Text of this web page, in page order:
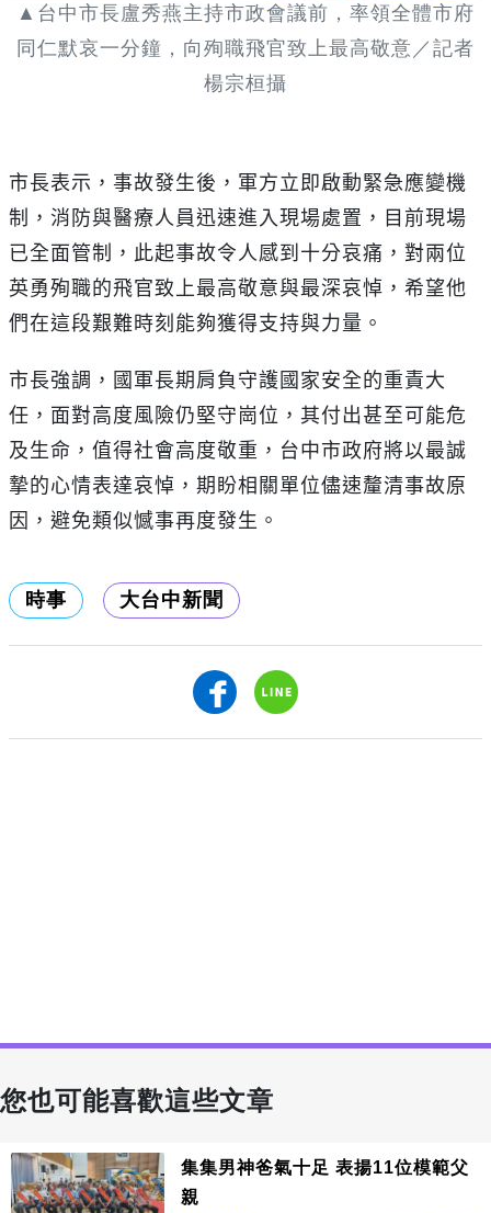
▲台中市長盧秀燕主持市政會議前，率領全體市府
同仁默哀一分鐘，向殉職飛官致上最高敬意／記者
楊宗桓攝
市長表示，事故發生後，軍方立即啟動緊急應變機
制，消防與醫療人員迅速進入現場處置，目前現場
已全面管制，此起事故令人感到十分哀痛，對兩位
英勇殉職的飛官致上最高敬意與最深哀悼，希望他
們在這段艱難時刻能夠獲得支持與力量。
市長強調，國軍長期肩負守護國家安全的重責大
任，面對高度風險仍堅守崗位，其付出甚至可能危
及生命，值得社會高度敬重，台中市政府將以最誠
摯的心情表達哀悼，期盼相關單位儘速釐清事故原
因，避免類似憾事再度發生。
時事 大台中新聞
您也可能喜歡這些文章
集集男神爸氣十足 表揚11位模範父
親